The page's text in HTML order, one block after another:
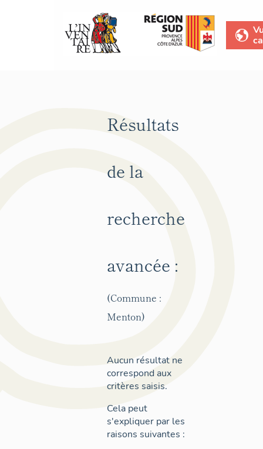
Résultats
de la
recherche
avancée :
(Commune :
Menton)
Aucun résultat ne
correspond aux
critères saisis.
Cela peut
s'expliquer par les
raisons suivantes :